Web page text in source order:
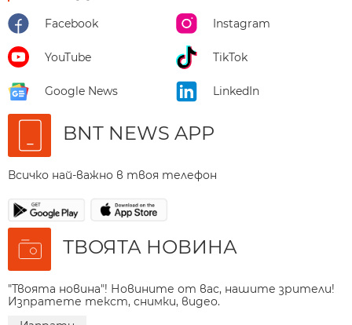
Facebook Instagram
YouTube TikTok
Google News LinkedIn
BNT NEWS APP
Всичко най-важно в твоя телефон
ТВОЯТА НОВИНА
"Твоята новина"! Новините от вас, нашите зрители!
Изпратете текст, снимки, видео.